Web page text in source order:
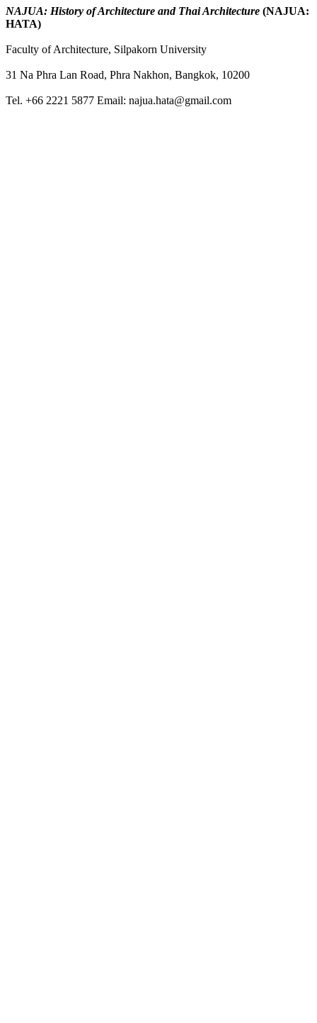
NAJUA: History of Architecture and Thai Architecture (NAJUA:
HATA)
Faculty of Architecture, Silpakorn University
31 Na Phra Lan Road, Phra Nakhon, Bangkok, 10200
Tel. +66 2221 5877 Email: najua.hata@gmail.com